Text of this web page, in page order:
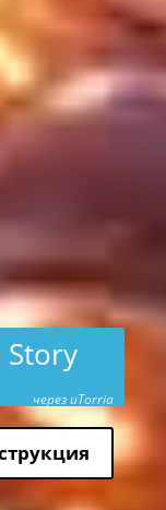
Story
через uTorria